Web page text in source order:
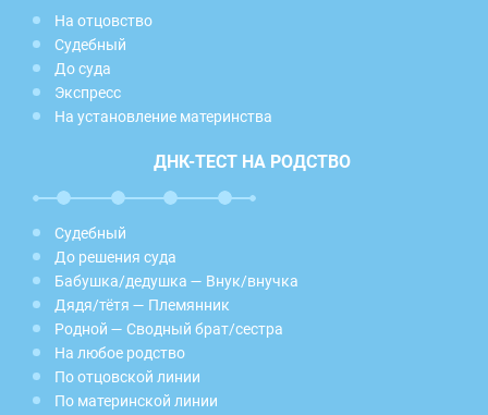
На отцовство
Судебный
До суда
Экспресс
На установление материнства
ДНК-ТЕСТ НА РОДСТВО
Судебный
До решения суда
Бабушка/дедушка — Внук/внучка
Дядя/тётя — Племянник
Родной — Сводный брат/сестра
На любое родство
По отцовской линии
По материнской линии